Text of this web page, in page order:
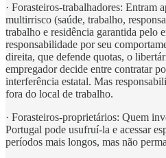
· Forasteiros-trabalhadores: Entram
multirrisco (saúde, trabalho,
trabalho e residência garantida pelo
responsabilidade por seu
direita, que defende quotas, o
empregador decide entre contratar
interferência estatal. Mas
fora do local de trabalho.
· Forasteiros-proprietários: Quem
Portugal pode usufruí-la e acessar
períodos mais longos, mas não